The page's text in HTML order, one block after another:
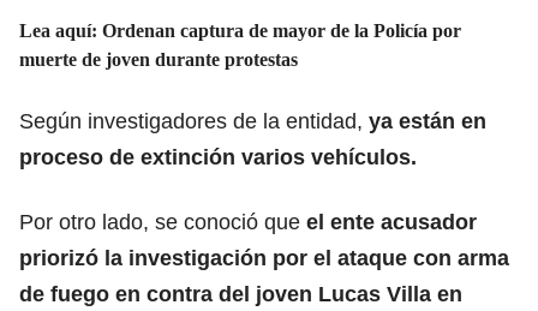
Lea aquí: Ordenan captura de mayor de la Policía por
muerte de joven durante protestas
Según investigadores de la entidad, ya están en
proceso de extinción varios vehículos.
Por otro lado, se conoció que el ente acusador
priorizó la investigación por el ataque con arma
de fuego en contra del joven Lucas Villa en